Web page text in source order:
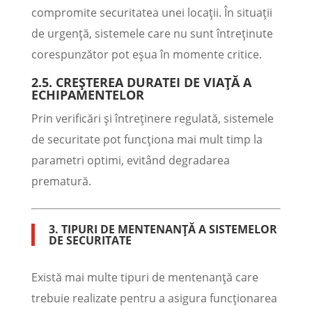
compromite securitatea unei locații. În situații
de urgență, sistemele care nu sunt întreținute
corespunzător pot eșua în momente critice.
2.5. CREȘTEREA DURATEI DE VIAȚĂ A
ECHIPAMENTELOR
Prin verificări și întreținere regulată, sistemele
de securitate pot funcționa mai mult timp la
parametri optimi, evitând degradarea
prematură.
3. TIPURI DE MENTENANȚĂ A SISTEMELOR
DE SECURITATE
Există mai multe tipuri de mentenanță care
trebuie realizate pentru a asigura funcționarea